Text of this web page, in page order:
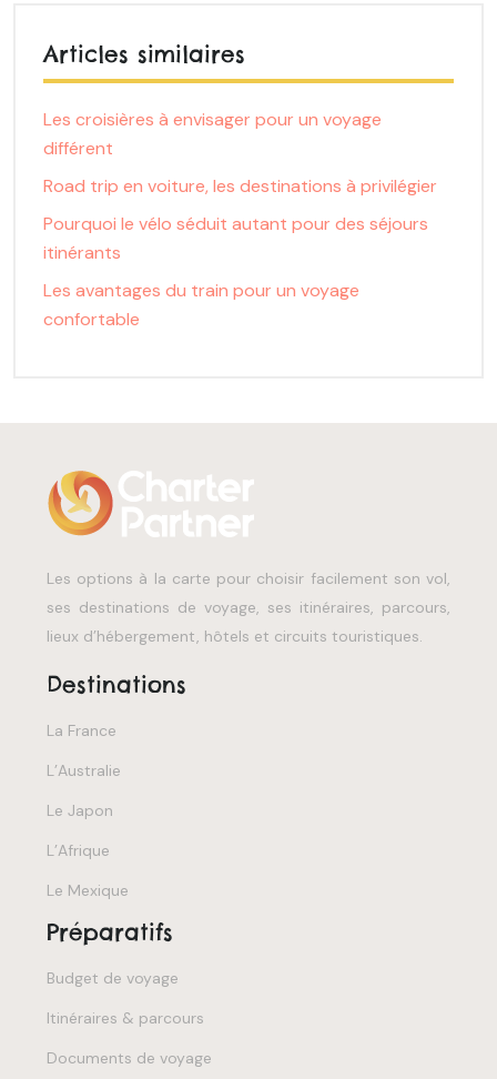
Articles similaires
Les croisières à envisager pour un voyage
différent
Road trip en voiture, les destinations à privilégier
Pourquoi le vélo séduit autant pour des séjours
itinérants
Les avantages du train pour un voyage
confortable
Les options à la carte pour choisir facilement son vol,
ses destinations de voyage, ses itinéraires, parcours,
lieux d’hébergement, hôtels et circuits touristiques.
Destinations
La France
L’Australie
Le Japon
L’Afrique
Le Mexique
Préparatifs
Budget de voyage
Itinéraires & parcours
Documents de voyage